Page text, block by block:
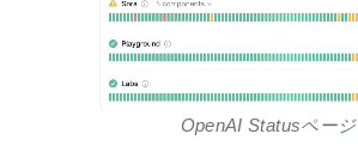
OpenAI Statusページ